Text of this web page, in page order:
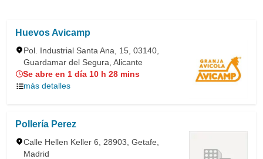
Huevos Avicamp
Pol. Industrial Santa Ana, 15, 03140,
Guardamar del Segura, Alicante
Se abre en 1 día 10 h 28 mins
más detalles
Pollería Perez
Calle Hellen Keller 6, 28903, Getafe,
Madrid